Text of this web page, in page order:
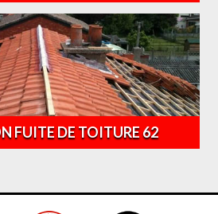
FUITE DE TOITURE 62